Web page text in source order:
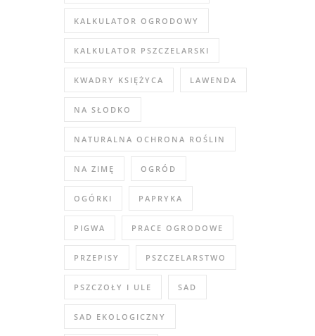
KALKULATOR OGRODOWY
KALKULATOR PSZCZELARSKI
KWADRY KSIĘŻYCA LAWENDA
NA SŁODKO
NATURALNA OCHRONA ROŚLIN
NA ZIMĘ OGRÓD
OGÓRKI PAPRYKA
PIGWA PRACE OGRODOWE
PRZEPISY PSZCZELARSTWO
PSZCZOŁY I ULE SAD
SAD EKOLOGICZNY